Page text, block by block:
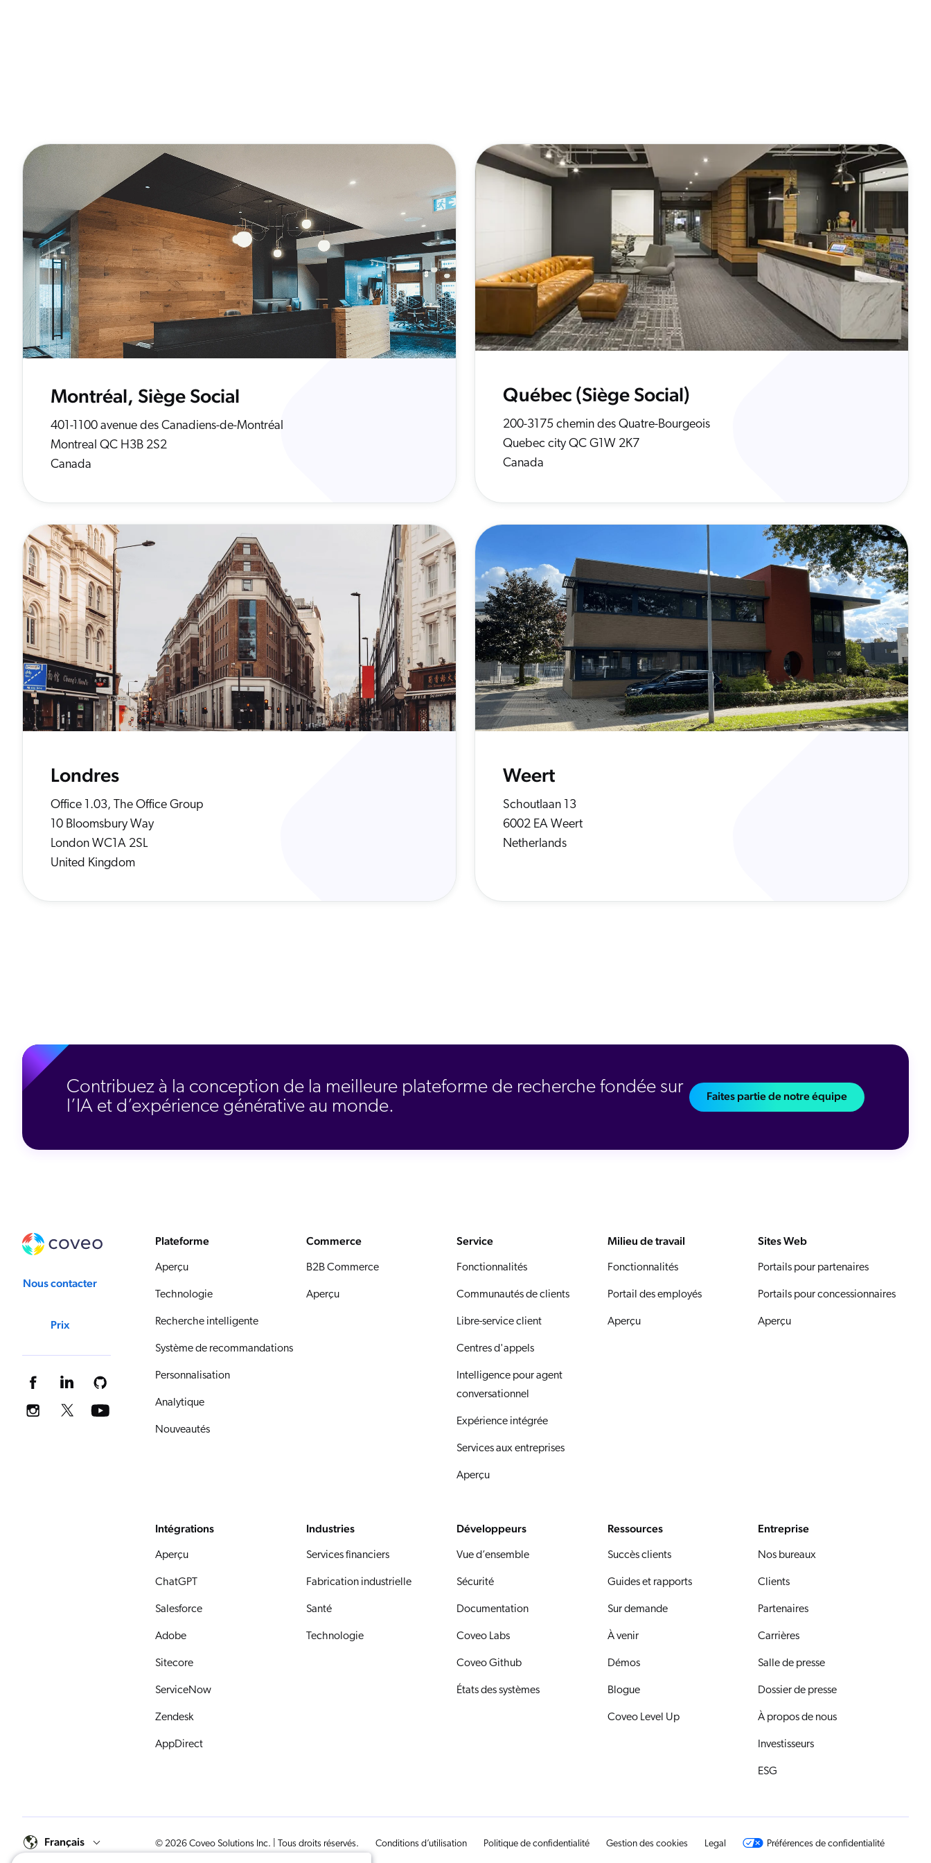
Montréal, Siège Social
401-1100 avenue des Canadiens-de-Montréal
Montreal QC H3B 2S2
Canada
Québec (Siège Social)
200-3175 chemin des Quatre-Bourgeois
Quebec city QC G1W 2K7
Canada
Londres
Office 1.03, The Office Group
10 Bloomsbury Way
London WC1A 2SL
United Kingdom
Weert
Schoutlaan 13
6002 EA Weert
Netherlands
Contribuez à la conception de la meilleure plateforme de recherche fondée sur
l’IA et d’expérience générative au monde.
Faites partie de notre équipe
Nous contacter
Prix
Plateforme
Aperçu
Technologie
Recherche intelligente
Système de recommandations
Personnalisation
Analytique
Nouveautés
Commerce
B2B Commerce
Aperçu
Service
Fonctionnalités
Communautés de clients
Libre-service client
Centres d'appels
Intelligence pour agent
conversationnel
Expérience intégrée
Services aux entreprises
Aperçu
Milieu de travail
Fonctionnalités
Portail des employés
Aperçu
Sites Web
Portails pour partenaires
Portails pour concessionnaires
Aperçu
Intégrations
Aperçu
ChatGPT
Salesforce
Adobe
Sitecore
ServiceNow
Zendesk
AppDirect
Industries
Services financiers
Fabrication industrielle
Santé
Technologie
Développeurs
Vue d’ensemble
Sécurité
Documentation
Coveo Labs
Coveo Github
États des systèmes
Ressources
Succès clients
Guides et rapports
Sur demande
À venir
Démos
Blogue
Coveo Level Up
Entreprise
Nos bureaux
Clients
Partenaires
Carrières
Salle de presse
Dossier de presse
À propos de nous
Investisseurs
ESG
Français © 2026 Coveo Solutions Inc. | Tous droits réservés. Conditions d’utilisation Politique de confidentialité Gestion des cookies Legal Préférences de confidentialité